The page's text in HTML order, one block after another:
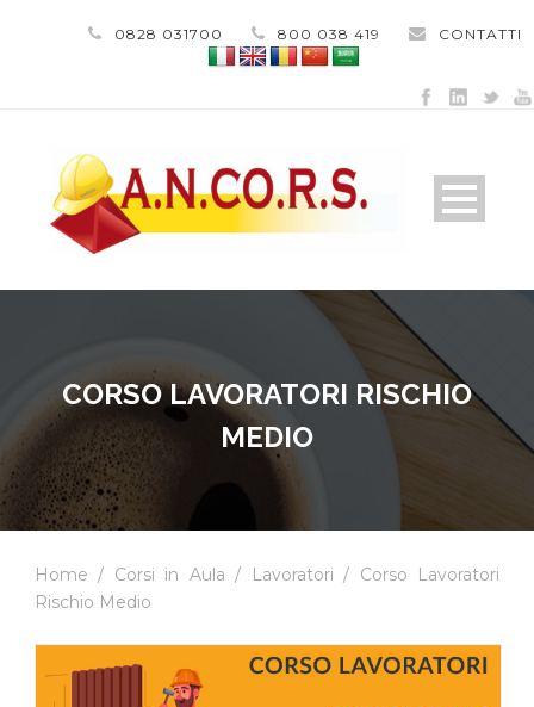
0828 031700 800 038 419 CONTATTI
CORSO LAVORATORI RISCHIO
MEDIO
Home / Corsi in Aula / Lavoratori / Corso Lavoratori
Rischio Medio